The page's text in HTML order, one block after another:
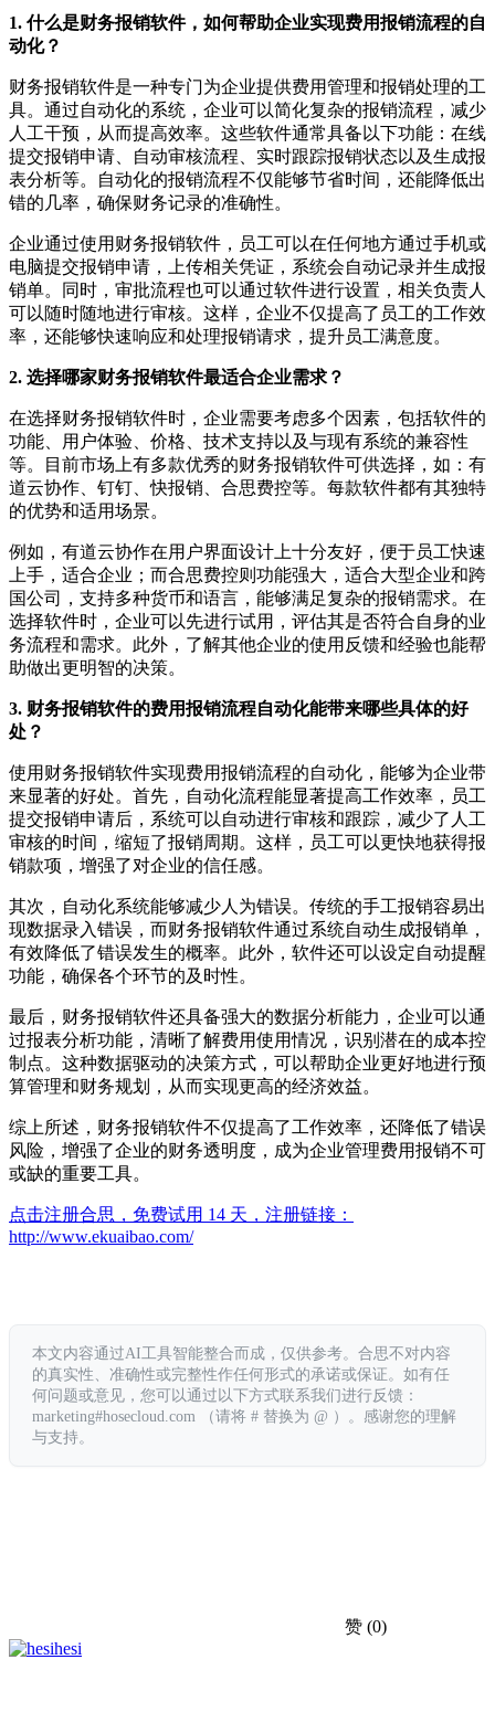
1. 什么是财务报销软件，如何帮助企业实现费用报销流程的自
动化？
财务报销软件是一种专门为企业提供费用管理和报销处理的工
具。通过自动化的系统，企业可以简化复杂的报销流程，减少
人工干预，从而提高效率。这些软件通常具备以下功能：在线
提交报销申请、自动审核流程、实时跟踪报销状态以及生成报
表分析等。自动化的报销流程不仅能够节省时间，还能降低出
错的几率，确保财务记录的准确性。
企业通过使用财务报销软件，员工可以在任何地方通过手机或
电脑提交报销申请，上传相关凭证，系统会自动记录并生成报
销单。同时，审批流程也可以通过软件进行设置，相关负责人
可以随时随地进行审核。这样，企业不仅提高了员工的工作效
率，还能够快速响应和处理报销请求，提升员工满意度。
2. 选择哪家财务报销软件最适合企业需求？
在选择财务报销软件时，企业需要考虑多个因素，包括软件的
功能、用户体验、价格、技术支持以及与现有系统的兼容性
等。目前市场上有多款优秀的财务报销软件可供选择，如：有
道云协作、钉钉、快报销、合思费控等。每款软件都有其独特
的优势和适用场景。
例如，有道云协作在用户界面设计上十分友好，便于员工快速
上手，适合企业；而合思费控则功能强大，适合大型企业和跨
国公司，支持多种货币和语言，能够满足复杂的报销需求。在
选择软件时，企业可以先进行试用，评估其是否符合自身的业
务流程和需求。此外，了解其他企业的使用反馈和经验也能帮
助做出更明智的决策。
3. 财务报销软件的费用报销流程自动化能带来哪些具体的好
处？
使用财务报销软件实现费用报销流程的自动化，能够为企业带
来显著的好处。首先，自动化流程能显著提高工作效率，员工
提交报销申请后，系统可以自动进行审核和跟踪，减少了人工
审核的时间，缩短了报销周期。这样，员工可以更快地获得报
销款项，增强了对企业的信任感。
其次，自动化系统能够减少人为错误。传统的手工报销容易出
现数据录入错误，而财务报销软件通过系统自动生成报销单，
有效降低了错误发生的概率。此外，软件还可以设定自动提醒
功能，确保各个环节的及时性。
最后，财务报销软件还具备强大的数据分析能力，企业可以通
过报表分析功能，清晰了解费用使用情况，识别潜在的成本控
制点。这种数据驱动的决策方式，可以帮助企业更好地进行预
算管理和财务规划，从而实现更高的经济效益。
综上所述，财务报销软件不仅提高了工作效率，还降低了错误
风险，增强了企业的财务透明度，成为企业管理费用报销不可
或缺的重要工具。
点击注册合思，免费试用 14 天，注册链接：
http://www.ekuaibao.com/
本文内容通过AI工具智能整合而成，仅供参考。合思不对内容
的真实性、准确性或完整性作任何形式的承诺或保证。如有任
何问题或意见，您可以通过以下方式联系我们进行反馈：
marketing#hosecloud.com （请将 # 替换为 @ ）。感谢您的理解
与支持。
赞 (0)
hesi